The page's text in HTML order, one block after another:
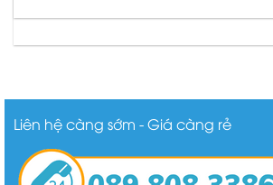
Liên hệ càng sớm - Giá càng rẻ